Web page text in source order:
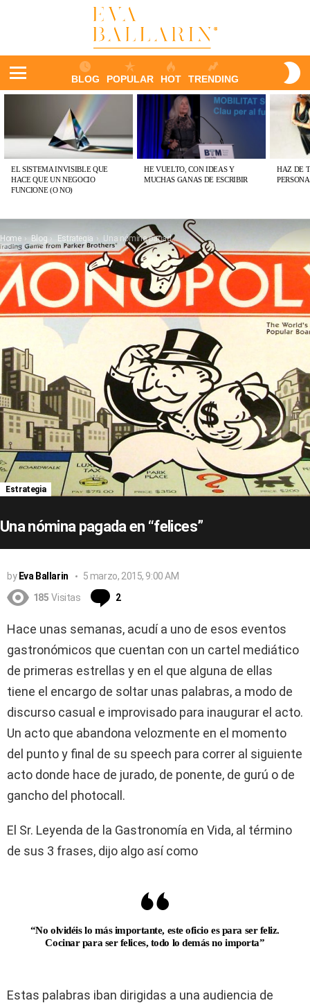
BLOG POPULAR HOT TRENDING
PUBLICACIONES
EL SISTEMA INVISIBLE QUE
HACE QUE UN NEGOCIO
FUNCIONE (O NO)
HE VUELTO, CON IDEAS Y
MUCHAS GANAS DE ESCRIBIR
HAZ DE
You are here:
Home Blog Estrategia Una nómina pagada en “felices”
Estrategia
Una nómina pagada en “felices”
by Eva Ballarin
5 marzo, 2015, 9:00 AM
185 Visitas 2
Hace unas semanas, acudí a uno de esos eventos
gastronómicos que cuentan con un cartel mediático
de primeras estrellas y en el que alguna de ellas
tiene el encargo de soltar unas palabras, a modo de
discurso casual e improvisado para inaugurar el acto.
Un acto que abandona velozmente en el momento
del punto y final de su speech para correr al siguiente
acto donde hace de jurado, de ponente, de gurú o de
gancho del photocall.
El Sr. Leyenda de la Gastronomía en Vida, al término
de sus 3 frases, dijo algo así como
“No olvidéis lo más importante, este oficio es para ser feliz.
Cocinar para ser felices, todo lo demás no importa”
Estas palabras iban dirigidas a una audiencia de